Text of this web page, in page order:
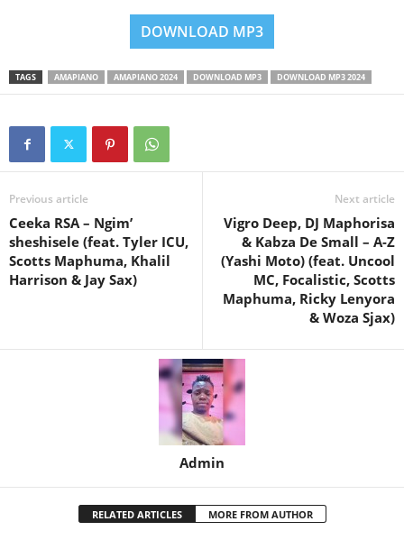
DOWNLOAD MP3
TAGS AMAPIANO AMAPIANO 2024 DOWNLOAD MP3 DOWNLOAD MP3 2024
Previous article
Ceeka RSA – Ngim’
sheshisele (feat. Tyler ICU,
Scotts Maphuma, Khalil
Harrison & Jay Sax)
Next article
Vigro Deep, DJ Maphorisa
& Kabza De Small – A-Z
(Yashi Moto) (feat. Uncool
MC, Focalistic, Scotts
Maphuma, Ricky Lenyora
& Woza Sjax)
Admin
RELATED ARTICLES MORE FROM AUTHOR